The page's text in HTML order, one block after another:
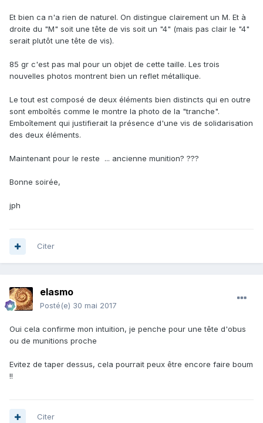
Et bien ca n'a rien de naturel. On distingue clairement un M. Et à
droite du "M" soit une tête de vis soit un "4" (mais pas clair le "4"
serait plutôt une tête de vis).
85 gr c'est pas mal pour un objet de cette taille. Les trois
nouvelles photos montrent bien un reflet métallique.
Le tout est composé de deux éléments bien distincts qui en outre
sont emboîtés comme le montre la photo de la "tranche".
Emboîtement qui justifierait la présence d'une vis de solidarisation
des deux éléments.
Maintenant pour le reste ... ancienne munition? ???
Bonne soirée,
jph
Citer
elasmo
Posté(e) 30 mai 2017
Oui cela confirme mon intuition, je penche pour une tête d'obus
ou de munitions proche
Evitez de taper dessus, cela pourrait peux être encore faire boum
!!
Citer